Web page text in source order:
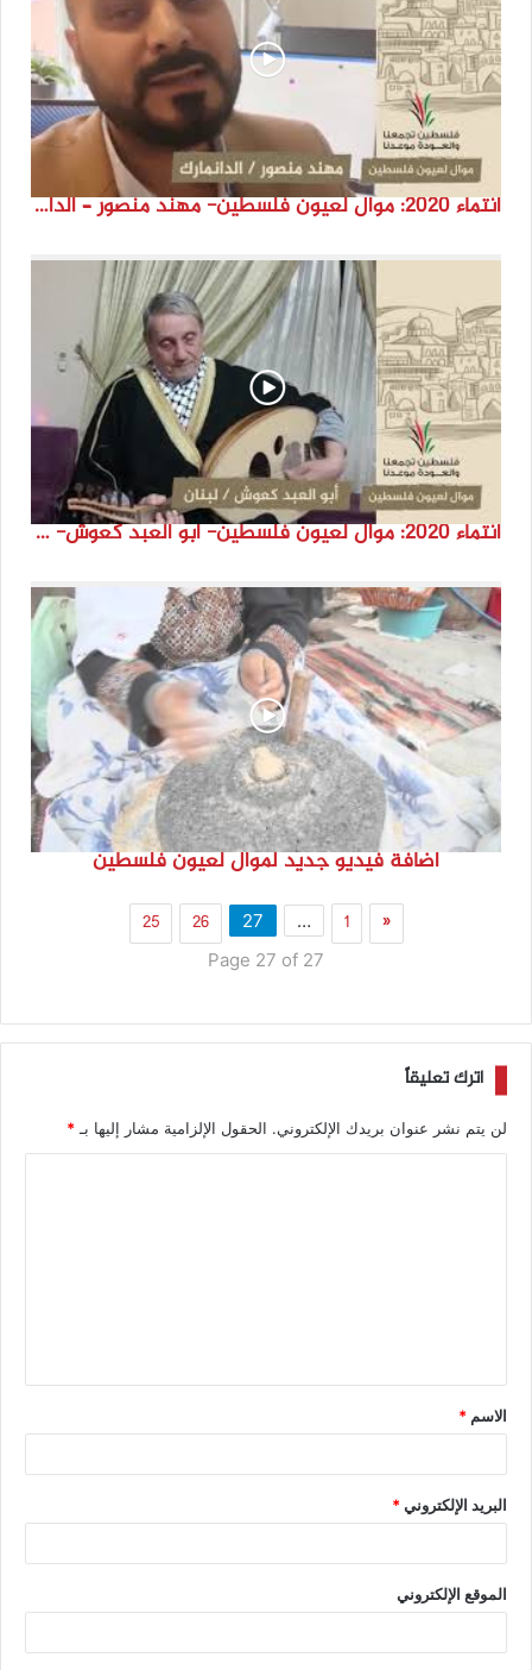
انتماء 2020: موال لعيون فلسطين- مهند منصور – الدانمارك
انتماء 2020: موال لعيون فلسطين- أبو العبد كعوش- لبنان
اضافة فيديو جديد لموال لعيون فلسطين
«
1
…
25 26
27
Page 27 of 27
اترك تعليقاً
لن يتم نشر عنوان بريدك الإلكتروني. الحقول الإلزامية مشار إليها بـ *
الاسم *
البريد الإلكتروني*
الموقع الإلكتروني